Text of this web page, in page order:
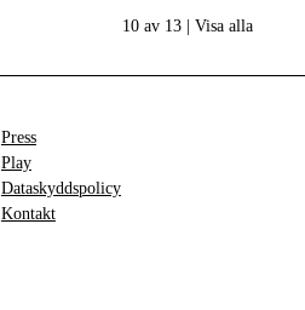
10 av 13 | Visa alla
Press
Play
Dataskyddspolicy
Kontakt